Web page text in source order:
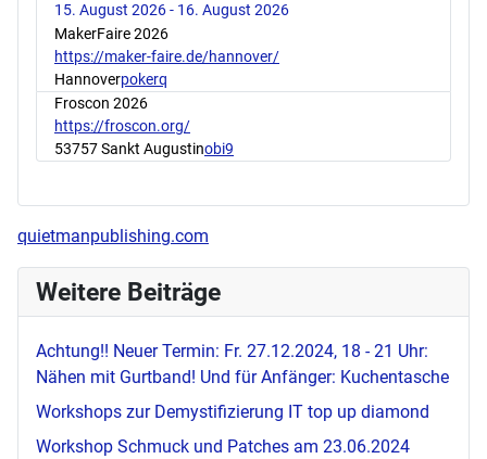
15. August 2026 - 16. August 2026
MakerFaire 2026
https://maker-faire.de/hannover/
Hannoverpokerq
Froscon 2026
https://froscon.org/
53757 Sankt Augustinobi9
quietmanpublishing.com
Weitere Beiträge
Achtung!! Neuer Termin: Fr. 27.12.2024, 18 - 21 Uhr:
Nähen mit Gurtband! Und für Anfänger: Kuchentasche
Workshops zur Demystifizierung IT top up diamond
Workshop Schmuck und Patches am 23.06.2024